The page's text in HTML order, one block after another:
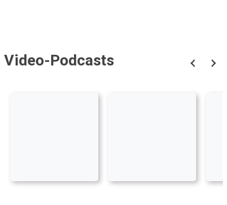
Video-Podcasts